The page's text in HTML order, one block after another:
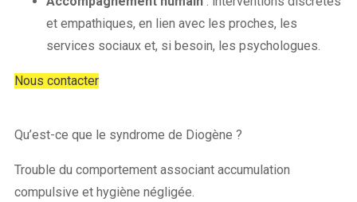
et empathiques, en lien avec les proches, les
services sociaux et, si besoin, les psychologues.
Nous contacter
Qu’est-ce que le syndrome de Diogène ?
Trouble du comportement associant accumulation
compulsive et hygiène négligée.